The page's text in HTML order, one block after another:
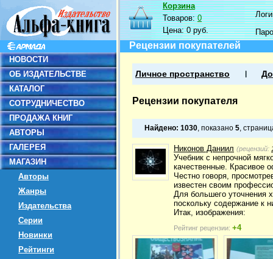
НОВОСТИ
ОБ ИЗДАТЕЛЬСТВЕ
КАТАЛОГ
СОТРУДНИЧЕСТВО
ПРОДАЖА КНИГ
АВТОРЫ
ГАЛЕРЕЯ
МАГАЗИН
Авторы
Жанры
Издательства
Серии
Новинки
Рейтинги
Корзина
Товаров:0
Цена:0 руб.
Рецензии покупателей
Личное пространство
Рецензии покупателя
Найдено: 1030, показано 5,
Никонов Даниил (рецензий:
Учебник с непрочной
качественные. Красивое
Честно говоря,
известен своим
Для большего уточнения
поскольку содержание к
Итак, изображения:
Рейтинг рецензии: +4